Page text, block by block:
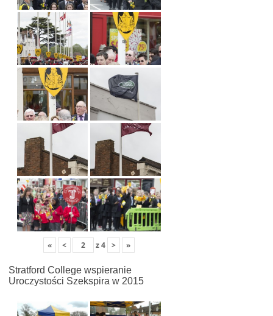
« < z4 > »
Stratford College wspieranie
Uroczystości Szekspira w 2015